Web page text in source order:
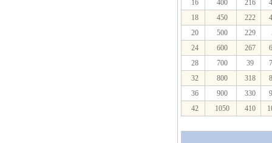
16
400 216
18
450 222
20
500 229
24
600 267
28
700 39
32
800 318
36
900 330
42
1050 410